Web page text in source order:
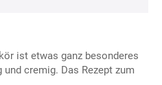
ist etwas ganz besonderes
cremig. Das Rezept zum